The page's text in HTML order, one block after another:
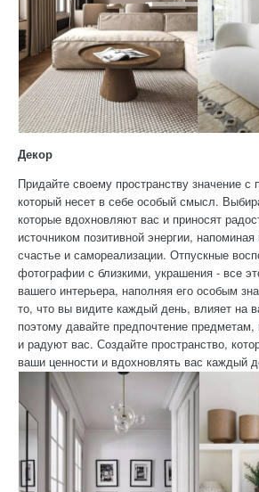
Декор
Придайте своему пространству значение
который несет в себе особый смысл.
которые вдохновляют вас и приносят
источником позитивной энергии,
счастье и самореализации. Отпускные
фотографии с близкими, украшения - все
вашего интерьера, наполняя его особым
то, что вы видите каждый день, влияет на
поэтому давайте предпочтение
и радуют вас. Создайте пространство,
ваши ценности и вдохновлять вас каждый